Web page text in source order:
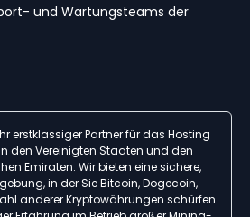
und Wartungsteams der
erstklassiger Partner für das Hosting
den Vereinigten Staaten und den
Emiraten. Wir bieten eine sichere,
in der Sie Bitcoin, Dogecoin,
anderer Kryptowährungen schürfen